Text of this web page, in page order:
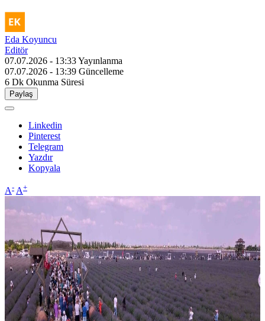
Eda Koyuncu
Editör
07.07.2026 - 13:33Yayınlanma
07.07.2026 - 13:39 Güncelleme
6 Dk Okunma Süresi
Paylaş
Linkedin
Pinterest
Telegram
Yazdır
Kopyala
A- A+